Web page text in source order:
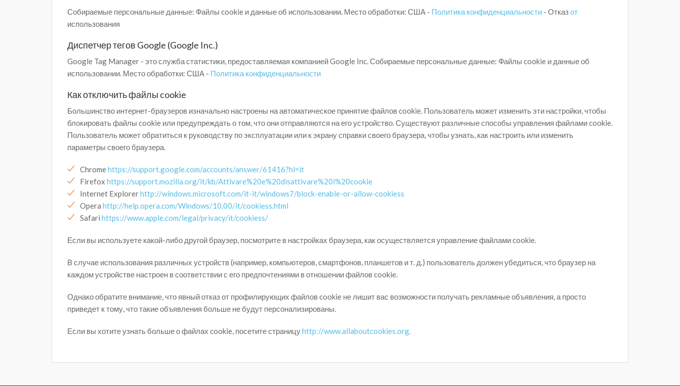
Собираемые персональные данные: Файлы cookie и данные об использовании. Место обработки: США - Политика конфиденциальности - Отказот
использования
Диспетчер тегов Google (Google Inc.)
Google Tag Manager - это служба статистики, предоставляемая компанией Google Inc. Собираемые персональные данные: Файлы cookie и данные об
использовании. Место обработки: США - Политика конфиденциальности
Как отключить файлы cookie
Большинство интернет-браузеров изначально настроены на автоматическое принятие файлов cookie. Пользователь может изменить эти настройки, чтобы
блокировать файлы cookie или предупреждать о том, что они отправляются на его устройство. Существуют различные способы управления файлами cookie.
Пользователь может обратиться к руководству по эксплуатации или к экрану справки своего браузера, чтобы узнать, как настроить или изменить
параметры своего браузера.
Chromehttps://support.google.com/accounts/answer/61416?hl=it
Firefox https://support.mozilla.org/it/kb/Attivare%20e%20disattivare%20i%20cookie
Internet Explorerhttp://windows.microsoft.com/it-it/windows7/block-enable-or-allow-cookiess
Opera http://help.opera.com/Windows/10.00/it/cookiess.html
Safari https://www.apple.com/legal/privacy/it/cookiess/
Если вы используете какой-либо другой браузер, посмотрите в настройках браузера, как осуществляется управление файлами cookie.
В случае использования различных устройств (например, компьютеров, смартфонов, планшетов и т. д.) пользователь должен убедиться, что браузер на
каждом устройстве настроен в соответствии с его предпочтениями в отношении файлов cookie.
Однако обратите внимание, что явный отказ от профилирующих файлов cookie не лишит вас возможности получать рекламные объявления, а просто
приведет к тому, что такие объявления больше не будут персонализированы.
Если вы хотите узнать больше о файлах cookie, посетите страницуhttp://www.allaboutcookies.org.